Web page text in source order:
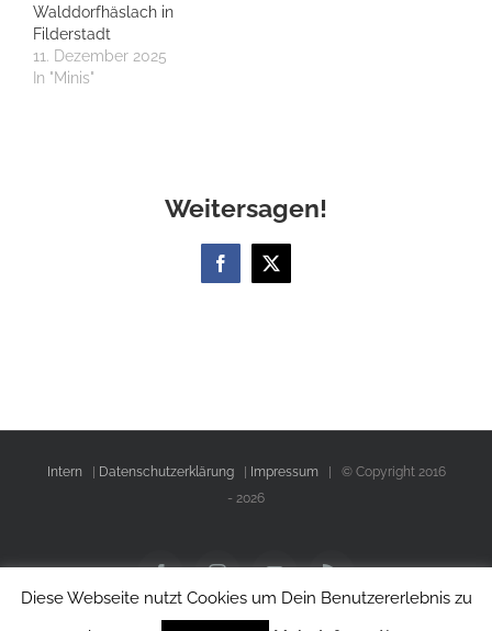
Walddorfhäslach in
Filderstadt
11. Dezember 2025
In "Minis"
Weitersagen!
Facebook
X
Intern Datenschutzerklärung| Impressum| © Copyright 2016
- 2026
Diese Webseite nutzt Cookies um Dein Benutzererlebnis zu